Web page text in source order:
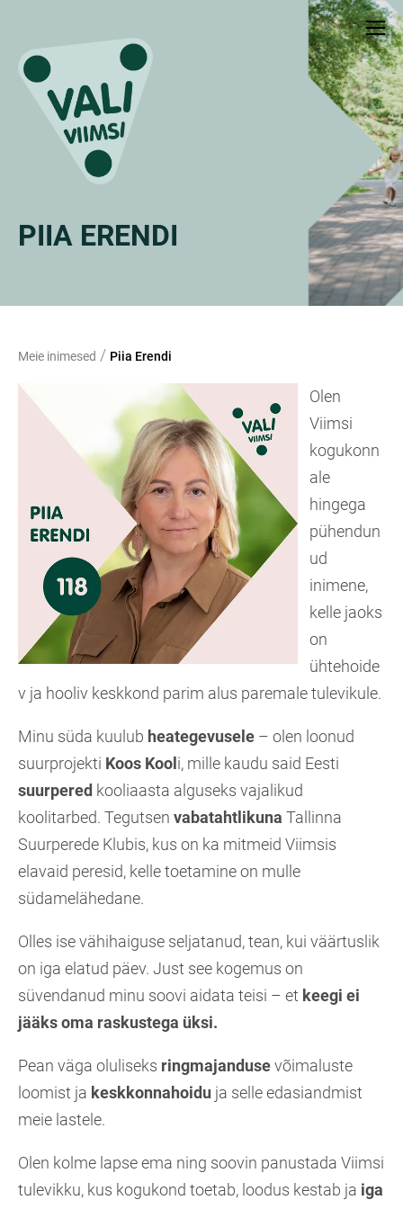
PIIA ERENDI
Meie inimesed / Piia Erendi
Olen
Viimsi
kogukonn
ale
hingega
pühendun
ud
inimene,
kelle jaoks
on
ühtehoide
v ja hooliv keskkond parim alus paremale tulevikule.
Minu süda kuulub heategevusele – olen loonud
suurprojekti Koos Kool i, mille kaudu said Eesti
suurpered kooliaasta alguseks vajalikud
koolitarbed. Tegutsen vabatahtlikuna Tallinna
Suurperede Klubis, kus on ka mitmeid Viimsis
elavaid peresid, kelle toetamine on mulle
südamelähedane.
Olles ise vähihaiguse seljatanud, tean, kui väärtuslik
on iga elatud päev. Just see kogemus on
süvendanud minu soovi aidata teisi – et keegi ei
jääks oma raskustega üksi.
Pean väga oluliseks ringmajandusevõimaluste
loomist ja keskkonnahoidu ja selle edasiandmist
meie lastele.
Olen kolme lapse ema ning soovin panustada Viimsi
tulevikku, kus kogukond toetab, loodus kestab ja iga